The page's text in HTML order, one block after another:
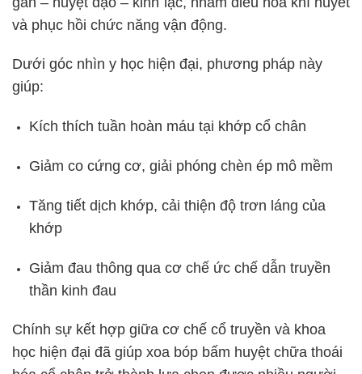
và phục hồi chức năng vận động.
Dưới góc nhìn y học hiện đại, phương pháp này
giúp:
Kích thích tuần hoàn máu tại khớp cổ chân
Giảm co cứng cơ, giải phóng chèn ép mô mềm
Tăng tiết dịch khớp, cải thiện độ trơn láng của
khớp
Giảm đau thông qua cơ chế ức chế dẫn truyền
thần kinh đau
Chính sự kết hợp giữa cơ chế cổ truyền và khoa
học hiện đại đã giúp xoa bóp bấm huyệt chữa thoái